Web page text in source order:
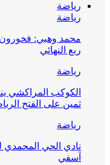
رياضة
رياضة
محمد وهبي: فخورون
ربع النهائي
رياضة
الكوكب المراكشي
ثمين على الفتح
رياضة
نادي الحي
آسفي